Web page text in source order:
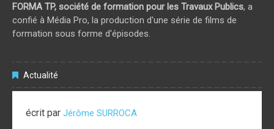
FORMA TP, société de formation pour les Travaux Publics, a
confié à Média Pro, la production d'une série de films de
formation sous forme d'épisodes.
Actualité
écrit par Jérôme SURROCA